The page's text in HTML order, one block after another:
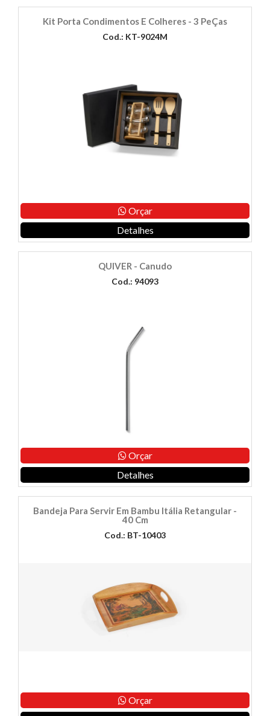
Kit Porta Condimentos E Colheres - 3 PeÇas
Cod.: KT-9024M
Orçar
Detalhes
QUIVER - Canudo
Cod.: 94093
Orçar
Detalhes
Bandeja Para Servir Em Bambu Itália Retangular -
40 Cm
Cod.: BT-10403
Orçar